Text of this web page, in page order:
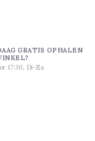
GRATIS OPHALEN
17:30, Di-Za